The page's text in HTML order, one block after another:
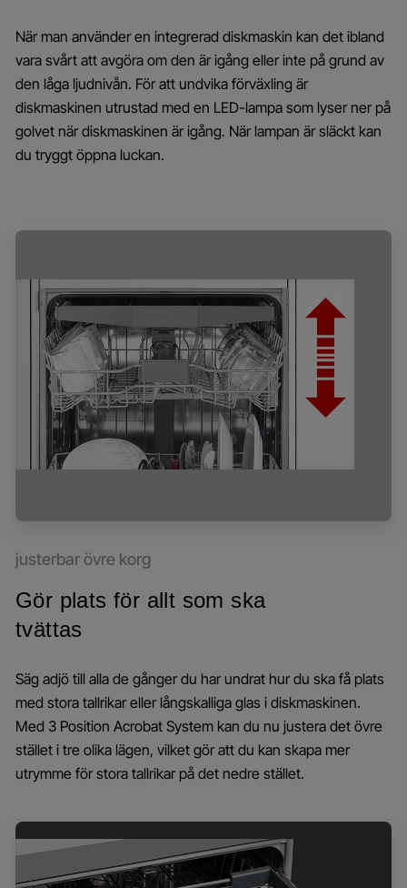
När man använder en integrerad diskmaskin kan det ibland
vara svårt att avgöra om den är igång eller inte på grund av
den låga ljudnivån. För att undvika förväxling är
diskmaskinen utrustad med en LED-lampa som lyser ner på
golvet när diskmaskinen är igång. När lampan är släckt kan
du tryggt öppna luckan.
justerbar övre korg
Gör plats för allt som ska
tvättas
Säg adjö till alla de gånger du har undrat hur du ska få plats
med stora tallrikar eller långskalliga glas i diskmaskinen.
Med 3 Position Acrobat System kan du nu justera det övre
stället i tre olika lägen, vilket gör att du kan skapa mer
utrymme för stora tallrikar på det nedre stället.